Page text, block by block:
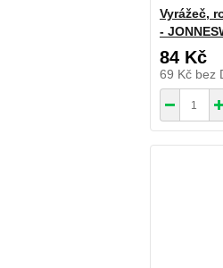
Vyrážeč,
-
84 Kč
69 Kč bez